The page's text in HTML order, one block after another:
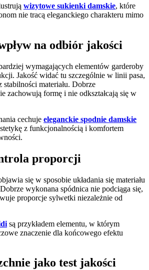
wizytowe sukienki damskie, które
nie tracą eleganckiego charakteru mimo
na odbiór jakości
wymagających elementów garderoby
Jakość widać tu szczególnie w linii pasa,
stabilności materiału. Dobrze
zachowują formę i nie odkształcają się w
cechuje eleganckie spodnie damskie
z funkcjonalnością i komfortem
proporcji
się w sposobie układania się materiału
wykonana spódnica nie podciąga się,
proporcje sylwetki niezależnie od
są przykładem elementu, w którym
znaczenie dla końcowego efektu
jako test jakości